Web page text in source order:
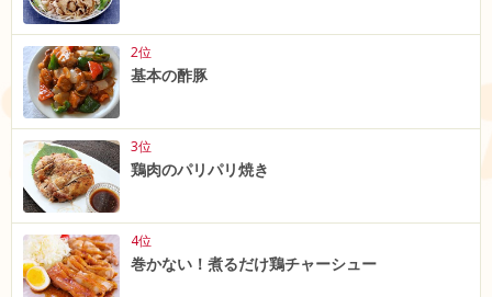
2位
基本の酢豚
3位
鶏肉のパリパリ焼き
4位
巻かない！煮るだけ鶏チャーシュー